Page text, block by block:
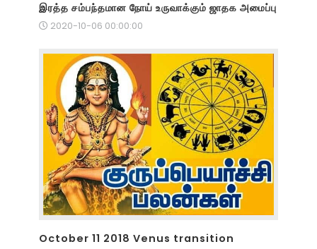
இரத்த சம்பந்தமான நோய் உருவாக்கும் ஜாதக அமைப்பு
2020-10-06 00:00:00
October 11 2018 Venus transition